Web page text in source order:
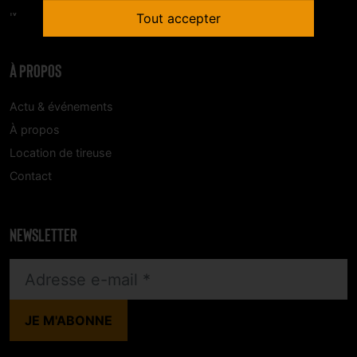
Mon compte
À PROPOS
Actu & événements
À propos
Location de tireuse
Contact
NEWSLETTER
Tout accepter